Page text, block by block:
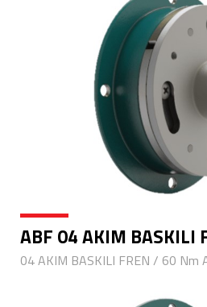
ABF 04 AKIM BASKILI
04 AKIM BASKILI FREN / 60 Nm